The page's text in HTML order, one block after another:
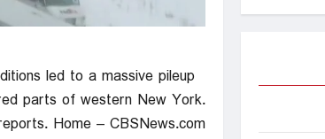
led to a massive pileup
parts of western New York.
Home – CBSNews.com